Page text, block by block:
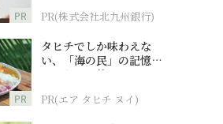
PR PR(株式会社北九州銀行)
PR
タヒチでしか味わえな
い、「海の民」の記憶へ
とつながる旅
PR(エア タヒチ ヌイ)